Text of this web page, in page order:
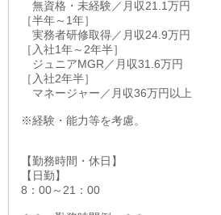
無資格・未経験／月収21.1万円
［半年～1年］
実務者研修取得／月収24.9万円
［入社1年～2年半］
ジュニアMGR／月収31.6万円
［入社2年半］
マネージャー／月収36万円以上
※経験・能力等を考慮。
【勤務時間・休日】
【日勤】
8：00～21：00